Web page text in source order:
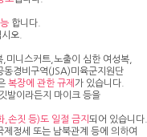
합니다.
오.
니스커트,노출이 심한 여성복,
동경비구역(JSA)미육군지원단
복장에 관한 규제 가 있습니다.
발이라든지 마이크 등을
,손짓 등)도 일절 금지 되어 있습니다.
정세 또는 남북관계 등에 의하여